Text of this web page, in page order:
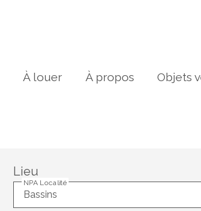
À louer À propos Objets
Lieu
NPA Localité